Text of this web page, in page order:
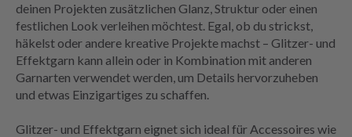
deinen Projekten zusätzlichen Glanz, Struktur oder einen
festlichen Look verleihen möchtest. Egal, ob du strickst,
häkelst oder andere kreative Projekte machst – Glitzer- und
Effektgarn kann allein oder in Kombination mit anderen
Garnarten verwendet werden, um Details hervorzuheben
und etwas Einzigartiges zu schaffen.
Glitzer- und Effektgarn eignet sich ideal für Accessoires wie